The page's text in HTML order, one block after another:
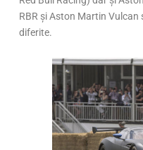
RBR şi Aston Martin Vulcan
diferite.